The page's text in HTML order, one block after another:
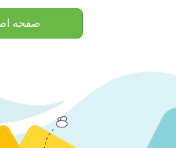
صفحه